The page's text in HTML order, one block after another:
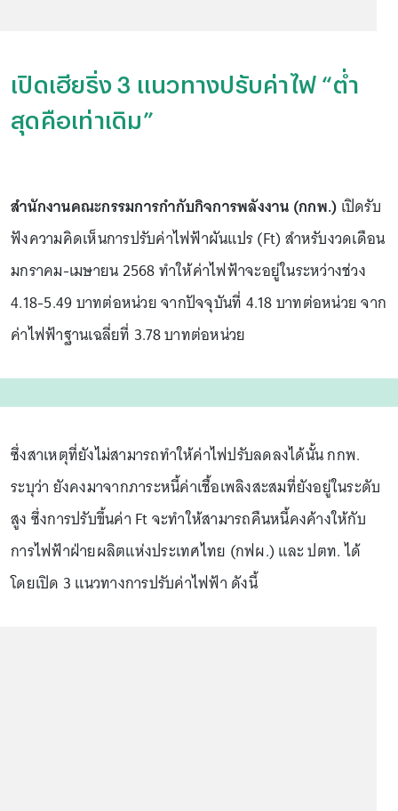
เปิดเฮียริ่ง 3 แนวทางปรับค่าไฟ “ต่ำ
สุดคือเท่าเดิม”
สำนักงานคณะกรรมการกำกับกิจการพลังงาน (กกพ.) เปิดรับ
ฟังความคิดเห็นการปรับค่าไฟฟ้าผันแปร (Ft) สำหรับงวดเดือน
มกราคม-เมษายน 2568 ทำให้ค่าไฟฟ้าจะอยู่ในระหว่างช่วง
4.18-5.49 บาทต่อหน่วย จากปัจจุบันที่ 4.18 บาทต่อหน่วย จาก
ค่าไฟฟ้าฐานเฉลี่ยที่ 3.78 บาทต่อหน่วย
ซึ่งสาเหตุที่ยังไม่สามารถทำให้ค่าไฟปรับลดลงได้นั้น กกพ.
ระบุว่า ยังคงมาจากภาระหนี้ค่าเชื้อเพลิงสะสมที่ยังอยู่ในระดับ
สูง ซึ่งการปรับขึ้นค่า Ft จะทำให้สามารถคืนหนี้คงค้างให้กับ
การไฟฟ้าฝ่ายผลิตแห่งประเทศไทย (กฟผ.) และ ปตท. ได้
โดยเปิด 3 แนวทางการปรับค่าไฟฟ้า ดังนี้